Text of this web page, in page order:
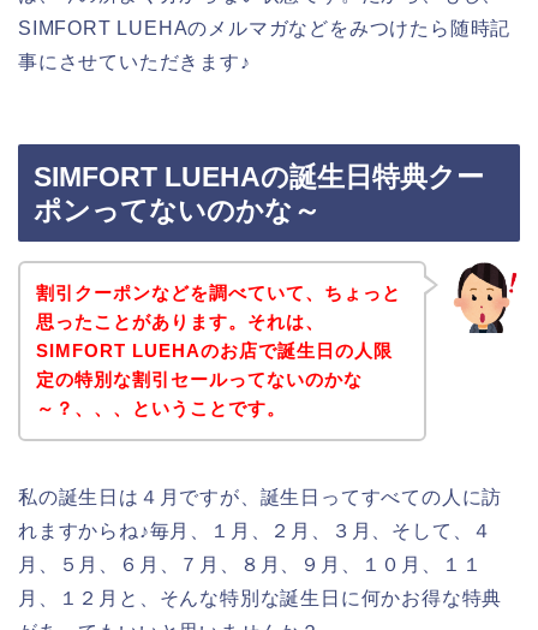
SIMFORT LUEHAのメルマガなどをみつけたら随時記
事にさせていただきます♪
SIMFORT LUEHAの誕生日特典クー
ポンってないのかな～
割引クーポンなどを調べていて、ちょっと
思ったことがあります。それは、
SIMFORT LUEHAのお店で誕生日の人限
定の特別な割引セールってないのかな
～？、、、ということです。
私の誕生日は４月ですが、誕生日ってすべての人に訪
れますからね♪毎月、１月、２月、３月、そして、４
月、５月、６月、７月、８月、９月、１０月、１１
月、１２月と、そんな特別な誕生日に何かお得な特典